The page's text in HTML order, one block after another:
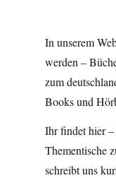
In unserem
werden –
zum
Books und
Ihr findet hier
Thementische
schreibt uns